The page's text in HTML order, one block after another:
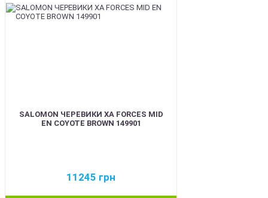
SALOMON ЧЕРЕВИКИ XA FORCES MID
EN COYOTE BROWN 149901
11245 грн